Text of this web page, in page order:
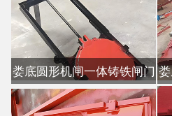
娄底圆形机闸一体铸铁闸门